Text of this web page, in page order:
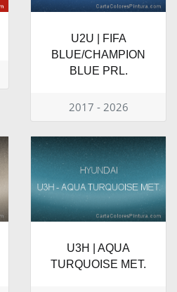
U2U | FIFA
BLUE/CHAMPION
BLUE PRL.
2017 - 2026
U3H | AQUA
TURQUOISE MET.